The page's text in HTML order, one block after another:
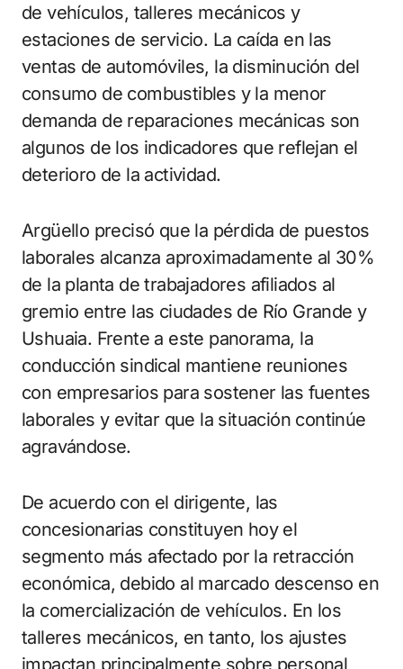
de vehículos, talleres mecánicos y
estaciones de servicio. La caída en las
ventas de automóviles, la disminución del
consumo de combustibles y la menor
demanda de reparaciones mecánicas son
algunos de los indicadores que reflejan el
deterioro de la actividad.
Argüello precisó que la pérdida de puestos
laborales alcanza aproximadamente al 30%
de la planta de trabajadores afiliados al
gremio entre las ciudades de Río Grande y
Ushuaia. Frente a este panorama, la
conducción sindical mantiene reuniones
con empresarios para sostener las fuentes
laborales y evitar que la situación continúe
agravándose.
De acuerdo con el dirigente, las
concesionarias constituyen hoy el
segmento más afectado por la retracción
económica, debido al marcado descenso en
la comercialización de vehículos. En los
talleres mecánicos, en tanto, los ajustes
impactan principalmente sobre personal